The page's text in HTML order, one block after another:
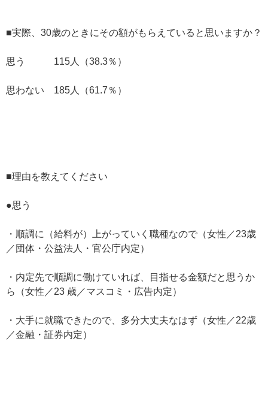
■実際、30歳のときにその額がもらえていると思いますか？
思う 115人（38.3％）
思わない 185人（61.7％）
■理由を教えてください
●思う
・順調に（給料が）上がっていく職種なので（女性／23歳
／団体・公益法人・官公庁内定）
・内定先で順調に働けていれば、目指せる金額だと思うか
ら（女性／23 歳／マスコミ・広告内定）
・大手に就職できたので、多分大丈夫なはず（女性／22歳
／金融・証券内定）